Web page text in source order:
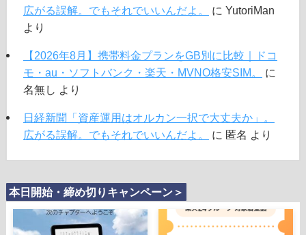
広がる誤解。でもそれでいいんだよ。
に YutoriMan
より
【2026年8月】携帯料金プランをGB別に比較｜ドコ
モ・au・ソフトバンク・楽天・MVNO格安SIM。
に
名無し
より
日経新聞「資産運用はオルカン一択で大丈夫か」。
広がる誤解。でもそれでいいんだよ。
に 匿名 より
本日開始・締め切りキャンペーン＞